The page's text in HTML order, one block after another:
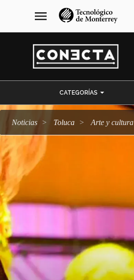
navegación
principal
menu
CATEGORÍAS
Noticias Toluca arte y cultura